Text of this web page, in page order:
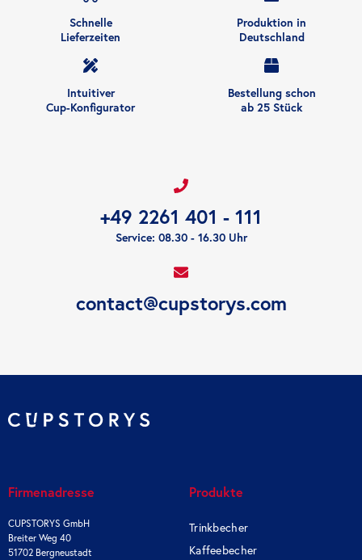
Schnelle
Lieferzeiten
Produktion in
Deutschland
Intuitiver
Cup-Konfigurator
Bestellung schon
ab 25 Stück
+49 2261 401 - 111
Service: 08.30 - 16.30 Uhr
contact@cupstorys.com
Firmenadresse
CUPSTORYS GmbH
Breiter Weg 40
51702 Bergneustadt
Produkte
Trinkbecher
Kaffeebecher